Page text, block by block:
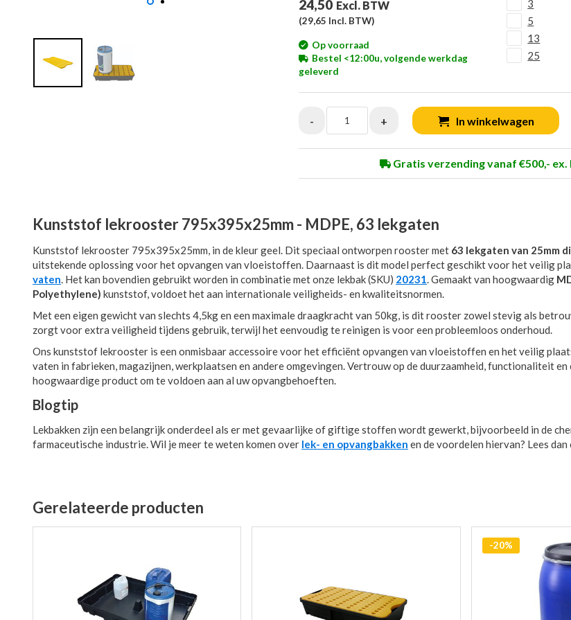
24,50 Excl. BTW
(29,65 Incl. BTW)
Op voorraad
Bestel <12:00u, volgende werkdag
geleverd
3
5
13
25
- + In winkelwagen
Gratis verzending vanaf €500,- ex.
Kunststof lekrooster 795x395x25mm - MDPE, 63 lekgaten
Kunststof lekrooster 795x395x25mm, in de kleur geel. Dit speciaal ontworpen rooster met 63 lekgaten van 25mm
uitstekende oplossing voor het opvangen van vloeistoffen. Daarnaast is dit model perfect geschikt voor het veilig
vaten. Het kan bovendien gebruikt worden in combinatie met onze lekbak (SKU) 20231. Gemaakt van hoogwaardig
Polyethylene) kunststof, voldoet het aan internationale veiligheids- en kwaliteitsnormen.
Met een eigen gewicht van slechts 4,5kg en een maximale draagkracht van 50kg, is dit rooster zowel stevig als
zorgt voor extra veiligheid tijdens gebruik, terwijl het eenvoudig te reinigen is voor een probleemloos onderhoud.
Ons kunststof lekrooster is een onmisbaar accessoire voor het efficiënt opvangen van vloeistoffen en het veilig
vaten in fabrieken, magazijnen, werkplaatsen en andere omgevingen. Vertrouw op de duurzaamheid, functionaliteit
hoogwaardige product om te voldoen aan al uw opvangbehoeften.
Blogtip
Lekbakken zijn een belangrijk onderdeel als er met gevaarlijke of giftige stoffen wordt gewerkt, bijvoorbeeld in de
farmaceutische industrie. Wil je meer te weten komen over lek- en opvangbakken en de voordelen hiervan? Lees
Gerelateerde producten
-20%